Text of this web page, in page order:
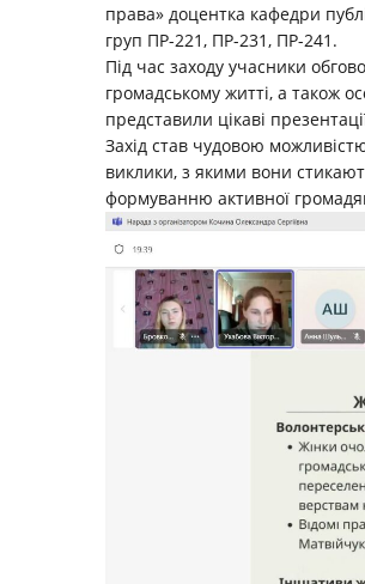
права» доцентка кафедри
груп ПР-221, ПР-231, ПР-241.
Під час заходу учасники
громадському житті, а також
представили цікаві
Захід став чудовою
виклики, з якими вони
формуванню активної